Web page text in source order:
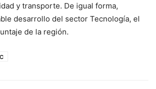
y transporte. De igual forma,
desarrollo del sector Tecnología, el
de la región.